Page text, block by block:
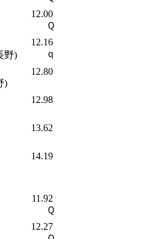
12.00
Ｑ
野)
12.16
ｑ
)
12.80
12.98
13.62
14.19
11.92
Ｑ
12.27